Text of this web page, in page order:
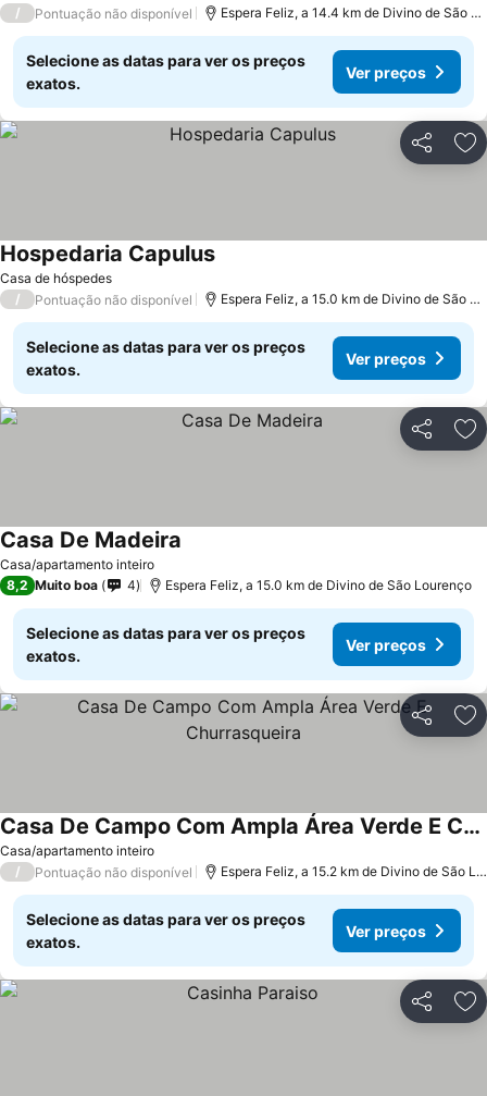
/ Pontuação não disponível Espera Feliz, a 14.4 km de Divino de São
Selecione as datas para ver os preços
exatos.
Ver preços
Partilhar
Casa de hóspedes
Hospedaria CapulusVer preços
/ Pontuação não disponível Espera Feliz, a 15.0 km de Divino de São
Selecione as datas para ver os preços
exatos.
Ver preços
Partilhar
Casa/apartamento inteiro
Casa De Madeira
8,2 Muito boa 4 Espera Feliz, a 15.0 km de Divino de São Lourenço
Selecione as datas para ver os preços
exatos.
Ver preços
Partilhar
Casa/apartamento inteiro
Casa De Campo Com Ampla Área Verde E Churrasqueira
Ver preços
/ Pontuação não disponível Espera Feliz, a 15.2 km de Divino de São
Selecione as datas para ver os preços
exatos.
Ver preços
Partilhar